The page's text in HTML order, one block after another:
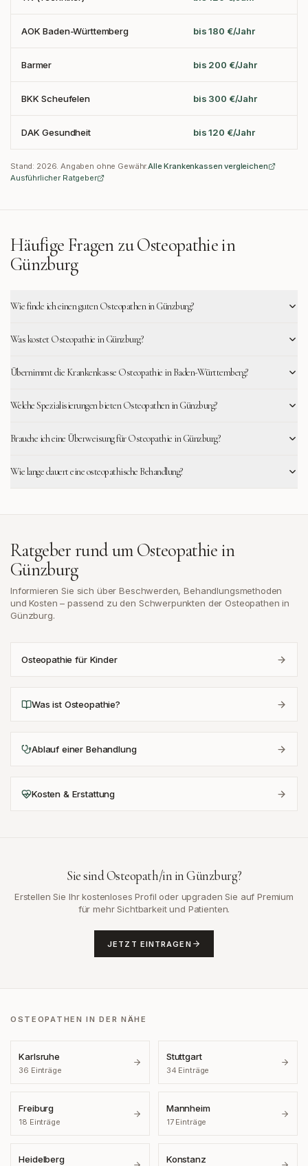
AOK Baden-Württemberg bis 180 €/Jahr
Barmer bis 200 €/Jahr
BKK Scheufelen bis 300 €/Jahr
DAK Gesundheit bis 120 €/Jahr
Stand: 2026. Angaben ohne Gewähr.Alle Krankenkassen vergleichen
Ausführlicher Ratgeber
Häufige Fragen zu Osteopathie in
Günzburg
Wie finde ich einen guten Osteopathen in Günzburg?
Was kostet Osteopathie in Günzburg?
Übernimmt die Krankenkasse Osteopathie in Baden-Württemberg?
Welche Spezialisierungen bieten Osteopathen in Günzburg?
Brauche ich eine Überweisung für Osteopathie in Günzburg?
Wie lange dauert eine osteopathische Behandlung?
Ratgeber rund um Osteopathie in
Günzburg
Informieren Sie sich über Beschwerden, Behandlungsmethoden
und Kosten – passend zu den Schwerpunkten der Osteopathen in
Günzburg.
Osteopathie für Kinder
Was ist Osteopathie?
Ablauf einer Behandlung
Kosten & Erstattung
Sie sind Osteopath/in inGünzburg?
Erstellen Sie Ihr kostenloses Profil oder upgraden Sie auf Premium
für mehr Sichtbarkeit und Patienten.
JETZT EINTRAGEN
OSTEOPATHEN IN DER NÄHE
Karlsruhe
36 Einträge
Stuttgart
34 Einträge
Freiburg
18 Einträge
Mannheim
17Einträge
Heidelberg Konstanz